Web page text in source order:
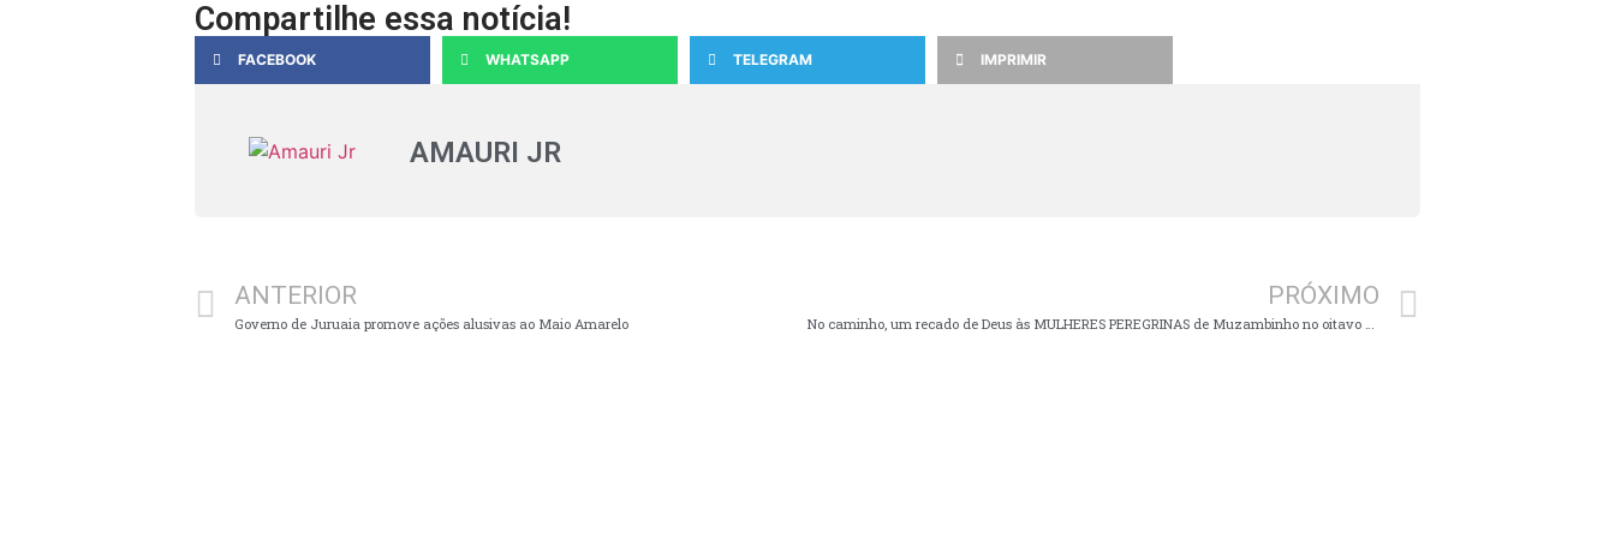
Compartilhe essa notícia!
FACEBOOK WHATSAPP TELEGRAM IMPRIMIR
AMAURI JR
ANTERIOR
Governo de Juruaia promove ações alusivas ao Maio Amarelo
PRÓXIMO
No caminho, um recado de Deus às MULHERES PEREGRINAS de Muzambinho no oitavo dia de caminhada